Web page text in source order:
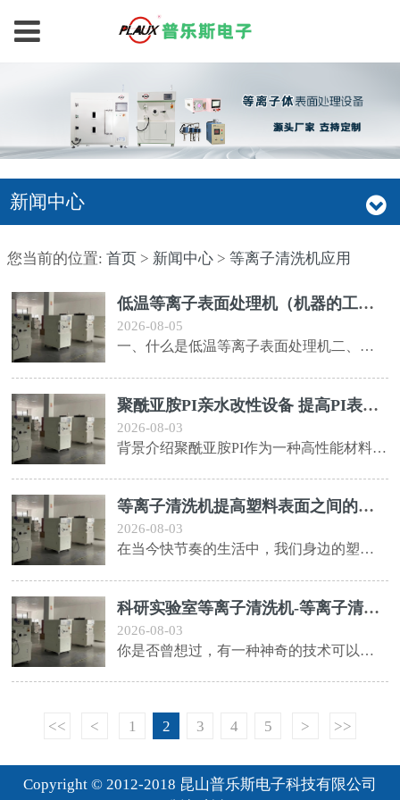
新闻中心
您当前的位置:首页 > 新闻中心 >等离子清洗机应用
低温等离子表面处理机（机器的工作原理和应
2026-08-05
一、什么是低温等离子表面处理机二、低温等离子表面处理机的工作原理三、低温等离子表面处理机的应用场景四、低温等离子表面处理机的优势和不足一、什么是低温等离子表面处理机低温等离子表面处理机是一种新型的表面处理设备，可以用于替代传统的化学表面处理方法，其处理过程中不会产生有害物质，对环境和人体健康无害，是一种绿色环保的表面处...
聚酰亚胺PI亲水改性设备 提高PI表面能
2026-08-03
背景介绍聚酰亚胺PI作为一种高性能材料，广泛应用于电子、航空航天等领域。PI的表面能较低，不易与水等亲水性液体相互作用，限制了其在某些领域的应用。如何提高PI的表面能，使其具有良好的亲水性，成为了当前研究的热点之一。本文将介绍一种聚酰亚胺PI亲水改性设备，可以有效提高PI的表面能。亲水改性原理聚酰亚胺PI的表面能较低，...
等离子清洗机提高塑料表面之间的粘结度应用
2026-08-03
在当今快节奏的生活中，我们身边的塑料制品越来越多，塑料表面的处理变得愈发重要。而等离子清洗机作为一种先进的清洗技术，可以提高塑料表面之间的粘结度，使塑料制品更加牢固耐用。等离子清洗机利用高能等离子体对塑料表面进行清洗，去除表面污垢和
科研实验室等离子清洗机-等离子清洗技术设
2026-08-03
你是否曾想过，有一种神奇的技术可以让实验室的设备焕然一新，就像崭新的一样？在即将到来的等离子清洗技术设备展览会上，你将有机会一睹这项令人惊叹的技术的神奇魅力。等离子清洗技术是一种全新的清洗方法，它利用高能离子束对待清洗的物体表面进行清洗和改性处理。这种技术不仅可以高效地去除污垢和沉积物，还可以在不损害表面的情况下实现表...
<< < 1 2 3 4 5 > >>
Copyright © 2012-2018 昆山普乐斯电子科技有限公司